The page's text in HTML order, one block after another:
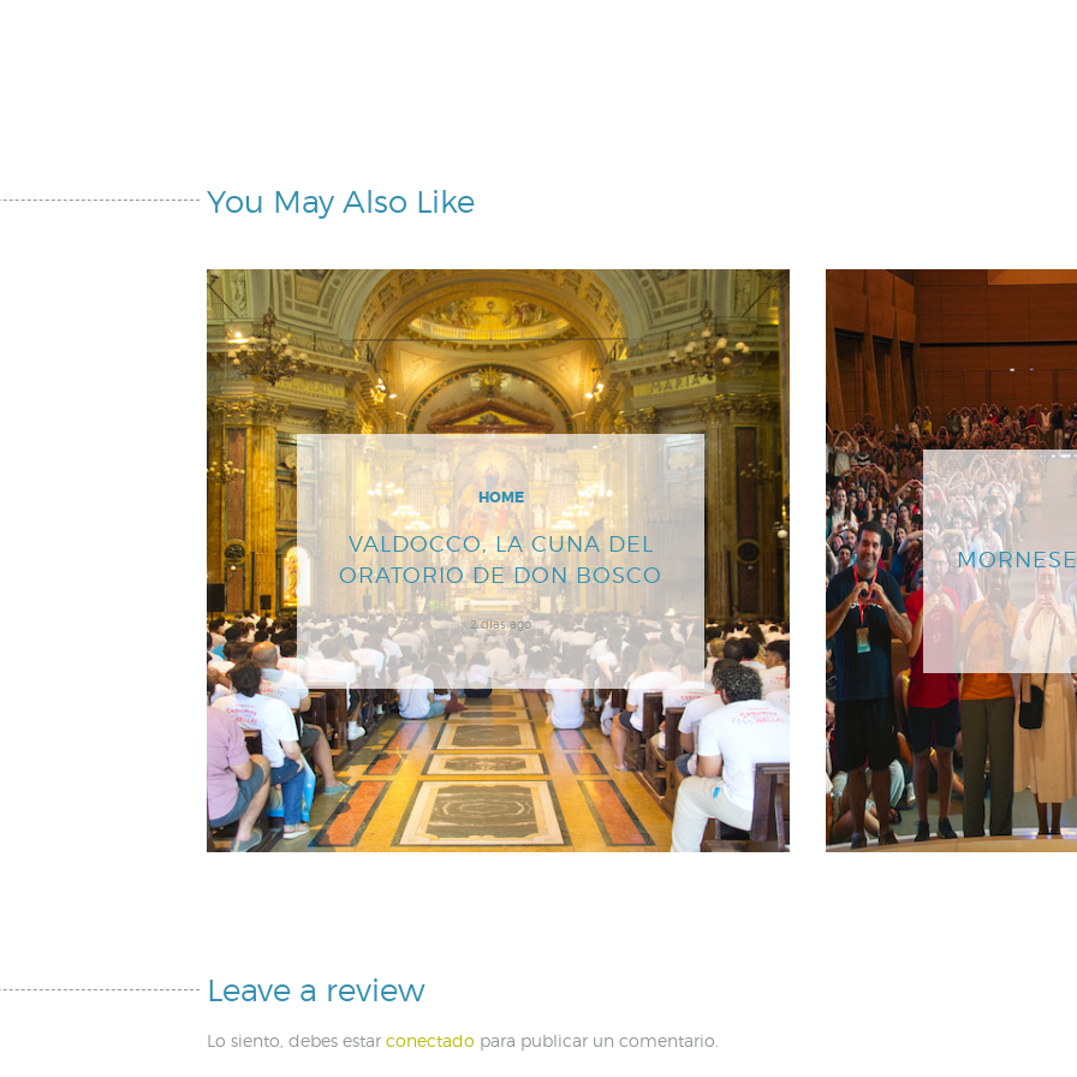
You May Also Like
HOME
VALDOCCO, LA CUNA DEL
ORATORIO DE DON BOSCO
2 días ago
Leave a review
Lo siento, debes estar conectado para publicar un comentario.